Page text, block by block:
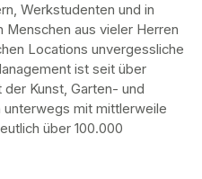
Werkstudenten und in
aus vieler Herren
Locations unvergessliche
ist seit über
Kunst, Garten- und
mit mittlerweile
über 100.000